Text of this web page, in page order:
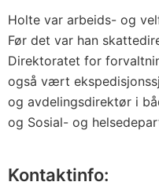
Holte var arbeids- og
Før det var han
Direktoratet for
også vært
og avdelingsdirektør i
og Sosial- og
Kontaktinfo: